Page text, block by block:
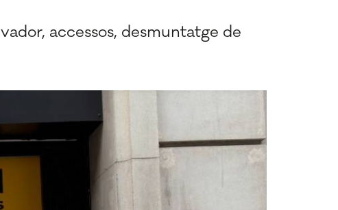
accessos, desmuntatge de